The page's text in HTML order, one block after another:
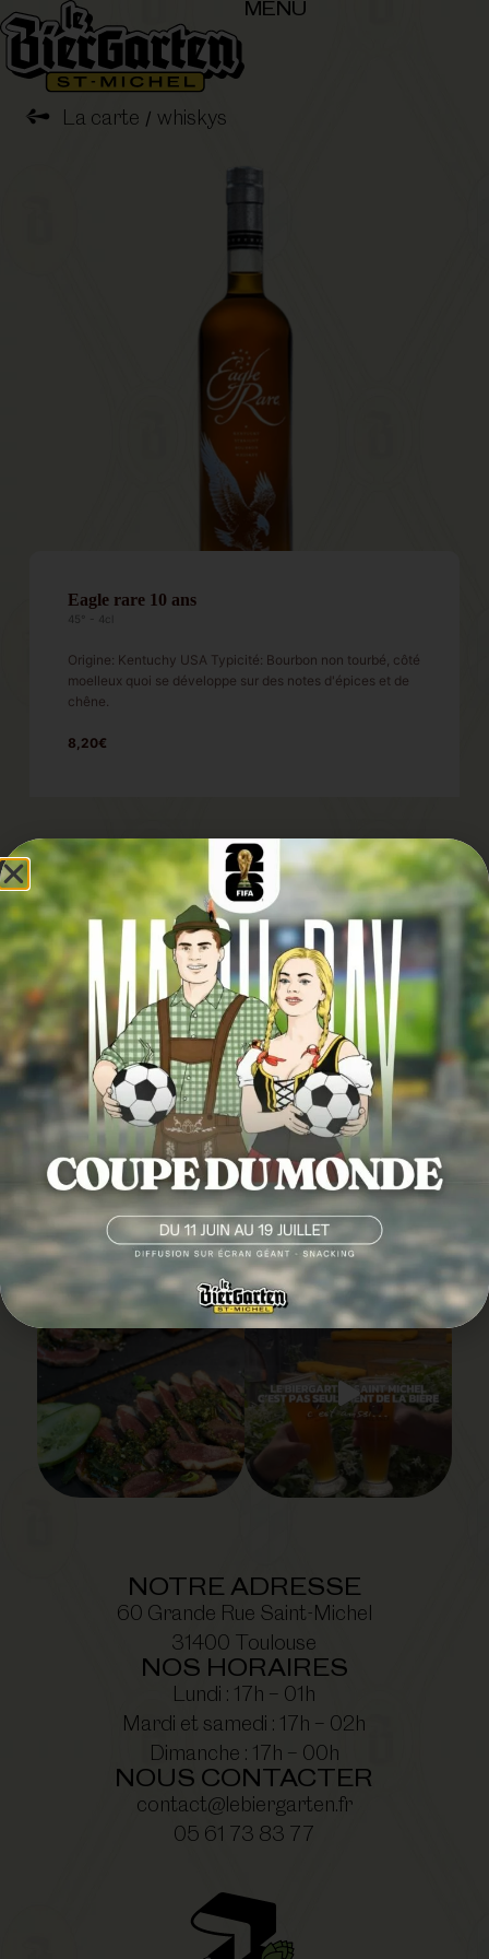
MENU
➺ La carte /whiskys
Eagle rare 10 ans
45° - 4cl
Origine: Kentuchy USA Typicité: Bourbon non tourbé, côté
moelleux quoi se développe sur des notes d'épices et de
chêne.
8,20€
SUIVEZ-NOUS EN
IMAGE
@LEBIERGARTENSAINTMICHEL
NOTRE ADRESSE
60 Grande Rue Saint-Michel
31400 Toulouse
NOS HORAIRES
Lundi : 17h – 01h
Mardi et samedi : 17h – 02h
Dimanche : 17h – 00h
NOUS CONTACTER
contact@lebiergarten.fr
05 61 73 83 77